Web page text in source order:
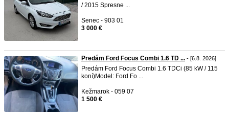
/ 2015 Spresne ...
Senec - 903 01
3 000 €
Predám Ford Focus Combi 1.6 TD ... - [6.8. 2026]
Predám Ford Focus Combi 1.6 TDCi (85 kW / 115
koní)Model: Ford Fo ...
Kežmarok - 059 07
1 500 €